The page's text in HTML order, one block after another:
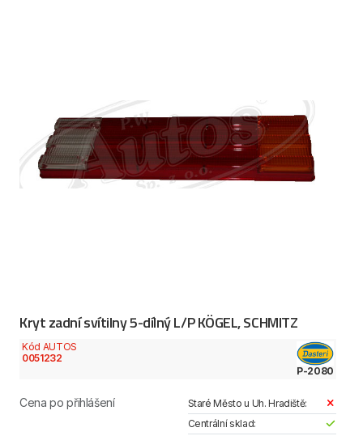
Kryt zadní svítilny 5-dílný L/P KÖGEL, SCHMITZ
Kód AUTOS
0051232
P-2080
Cena po přihlášení
Staré Město u Uh. Hradiště:
Centrální sklad: